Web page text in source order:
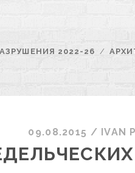
2022-26
09.08.2015 / ІVAN